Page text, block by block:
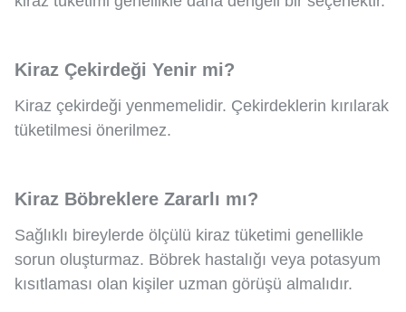
Kiraz Çekirdeği Yenir mi?
Kiraz çekirdeği yenmemelidir. Çekirdeklerin kırılarak
tüketilmesi önerilmez.
Kiraz Böbreklere Zararlı mı?
Sağlıklı bireylerde ölçülü kiraz tüketimi genellikle
sorun oluşturmaz. Böbrek hastalığı veya potasyum
kısıtlaması olan kişiler uzman görüşü almalıdır.